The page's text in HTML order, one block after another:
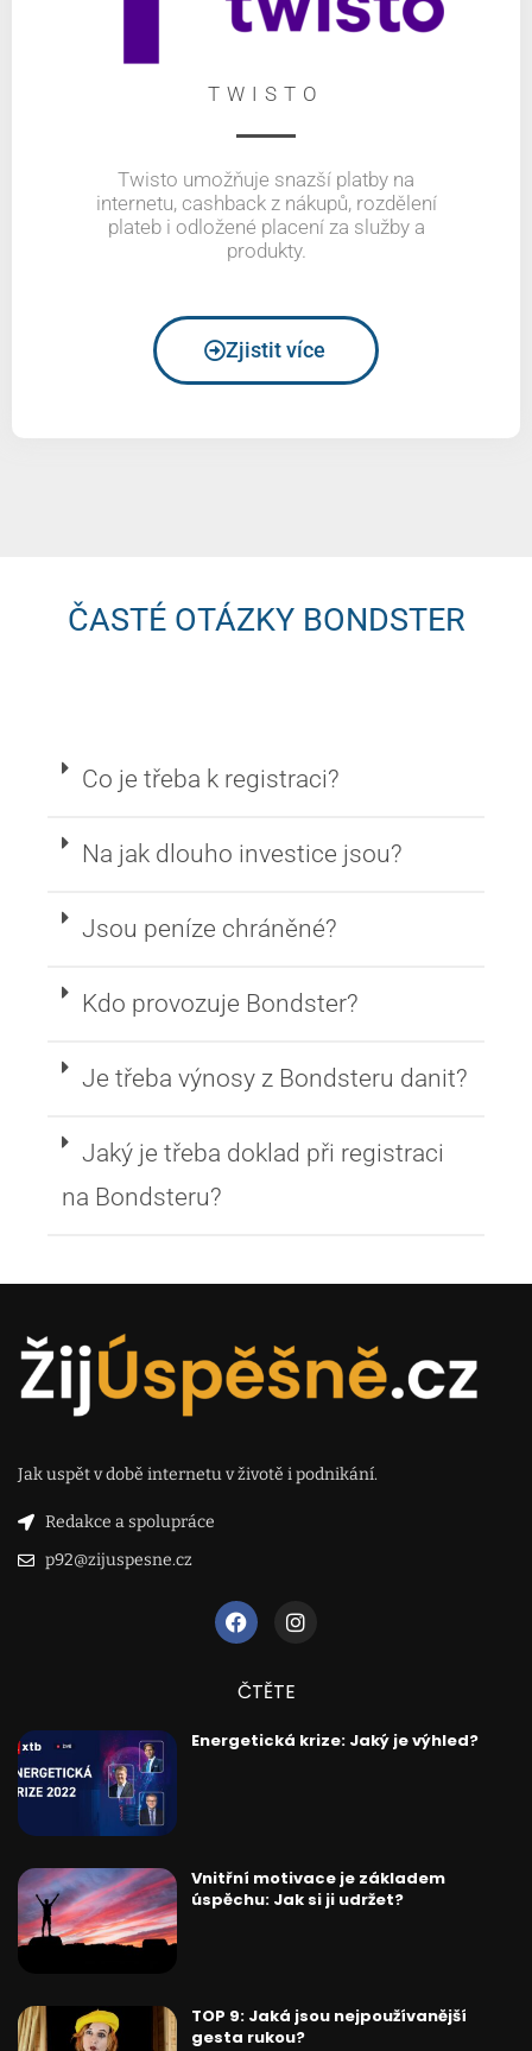
TWISTO
Twisto umožňuje snazší platby na
internetu, cashback z nákupů, rozdělení
plateb i odložené placení za služby a
produkty.
Zjistit více
ČASTÉ OTÁZKY BONDSTER
Co je třeba k registraci?
Na jak dlouho investice jsou?
Jsou peníze chráněné?
Kdo provozuje Bondster?
Je třeba výnosy z Bondsteru danit?
Jaký je třeba doklad při registraci
na Bondsteru?
Jak uspět v době internetu v životě i podnikání.
Redakce a spolupráce
p92@zijuspesne.cz
ČTĚTE
Energetická krize: Jaký je výhled?
Vnitřní motivace je základem
úspěchu: Jak si ji udržet?
TOP 9: Jaká jsou nejpoužívanější
gesta rukou?